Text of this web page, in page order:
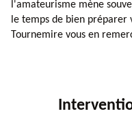
l'amateurisme mène
le temps de bien
Tournemire vous en